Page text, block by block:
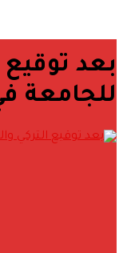
بعد توقيع
للجامعة